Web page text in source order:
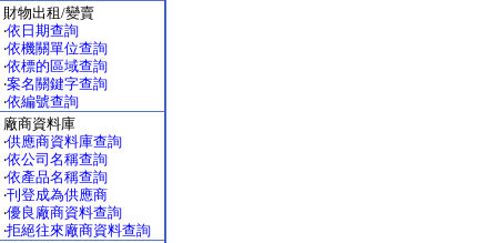
財物出租/變賣
‧依日期查詢
‧依機關單位查詢
‧依標的區域查詢
‧案名關鍵字查詢
‧依編號查詢
廠商資料庫
‧供應商資料庫查詢
‧依公司名稱查詢
‧依產品名稱查詢
‧刊登成為供應商
‧優良廠商資料查詢
‧拒絕往來廠商資料查詢